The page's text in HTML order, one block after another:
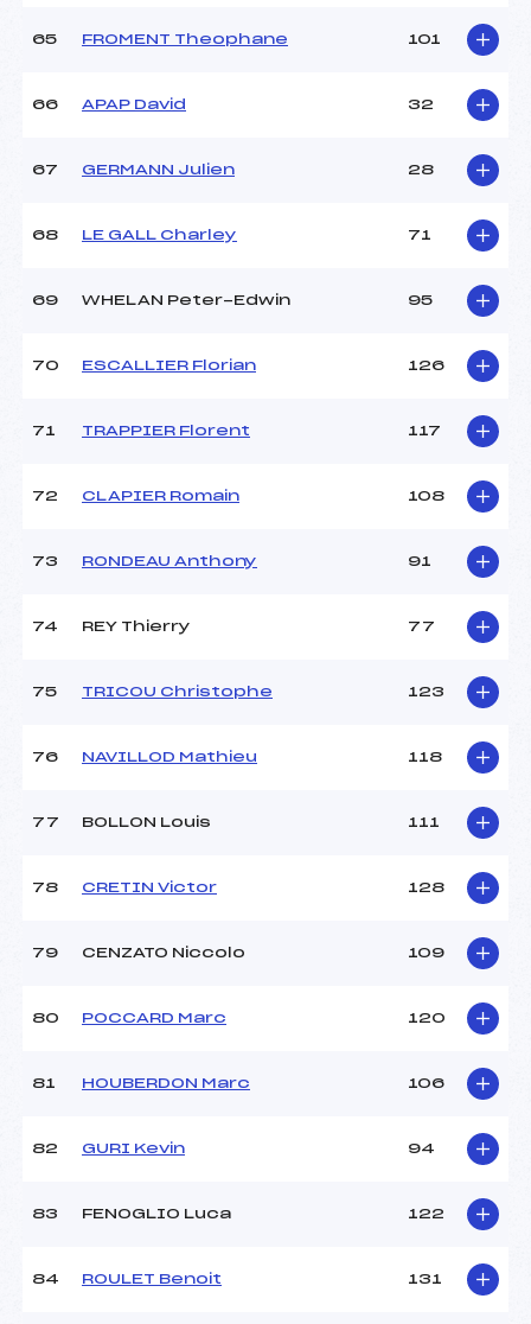
65 FROMENT Theophane 101
66 APAP David 32
67 GERMANN Julien 28
68 LE GALL Charley 71
69 WHELAN Peter-Edwin 95
70 ESCALLIER Florian 126
71 TRAPPIER Florent 117
72 CLAPIER Romain 108
73 RONDEAU Anthony 91
74 REY Thierry 77
75 TRICOU Christophe 123
76 NAVILLOD Mathieu 118
77 BOLLON Louis 111
78 CRETIN Victor 128
79 CENZATO Niccolo 109
80 POCCARD Marc 120
81 HOUBERDON Marc 106
82 GURI Kevin 94
83 FENOGLIO Luca 122
84 ROULET Benoit 131